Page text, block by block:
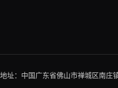
地址：中国广东省佛山市禅城区南庄